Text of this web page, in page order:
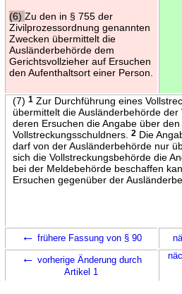
(6) Zu den in § 755 der
Zivilprozessordnung genannten
Zwecken übermittelt die
Ausländerbehörde dem
Gerichtsvollzieher auf Ersuchen
den Aufenthaltsort einer Person.
(7) 1Zur Durchführung eines
übermittelt die Ausländerbehörde
deren Ersuchen die Angabe über
Vollstreckungsschuldners.
2Die
darf von der Ausländerbehörde nur
sich die Vollstreckungsbehörde die
bei der Meldebehörde beschaffen
Ersuchen gegenüber der
← frühere Fassung von § 90
← vorherige Änderung durch
Artikel 1